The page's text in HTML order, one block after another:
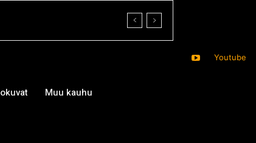
Muu kauhu
Youtube